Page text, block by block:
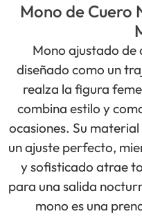
Mono de Cuero
Mono ajustado de
diseñado como un
realza la figura
combina estilo y
ocasiones. Su
un ajuste perfecto,
y sofisticado atrae
para una salida
mono es una